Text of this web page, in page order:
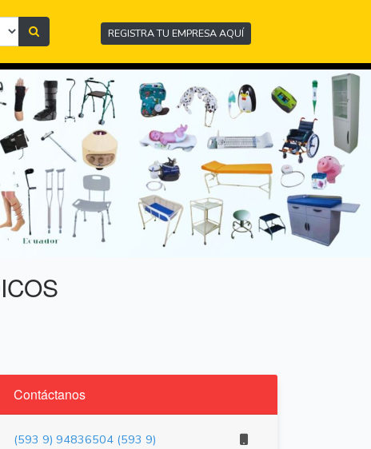
REGISTRA TU EMPRESA AQUÍ
Contáctanos
(593 9) 94836504 (593 9)